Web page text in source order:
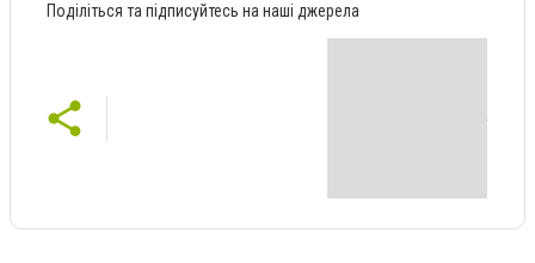
Поділіться та підписуйтесь на наші джерела